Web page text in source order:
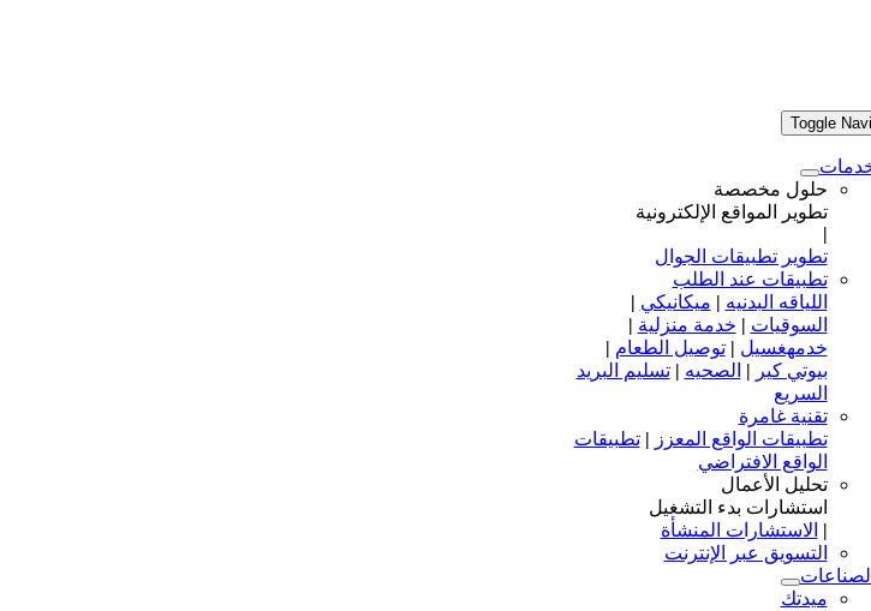
Toggle
حلول مخصصة
تطوير المواقع الإلكترونية
|
تطوير تطبيقات الجوال
تطبيقات عند الطلب
اللياقه البدنيه | ميكانيكي |
السوقيات | خدمة منزلية |
خدمهغسيل |توصيل الطعام |
بيوتي كير | الصحيه |تسليم البريد
السريع
تقنية غامرة
تطبيقات الواقع المعزز |تطبيقات
الواقع الافتراضي
تحليل الأعمال
استشارات بدء التشغيل
| الاستشارات المنشأة
التسويق عبر الإنترنت
ميدتك